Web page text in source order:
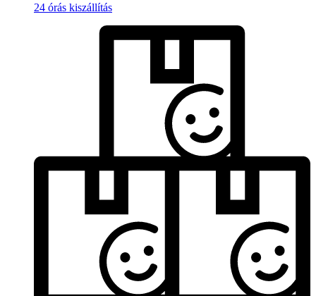
24 órás kiszállítás